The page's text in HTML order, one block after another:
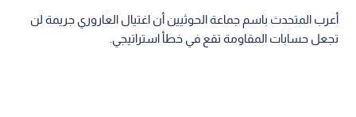
أعرب المتحدث باسم جماعة الحوثيين أن اغتيال العاروري جريمة لن
تجعل حسابات المقاومة تقع في خطأ استراتيجي.